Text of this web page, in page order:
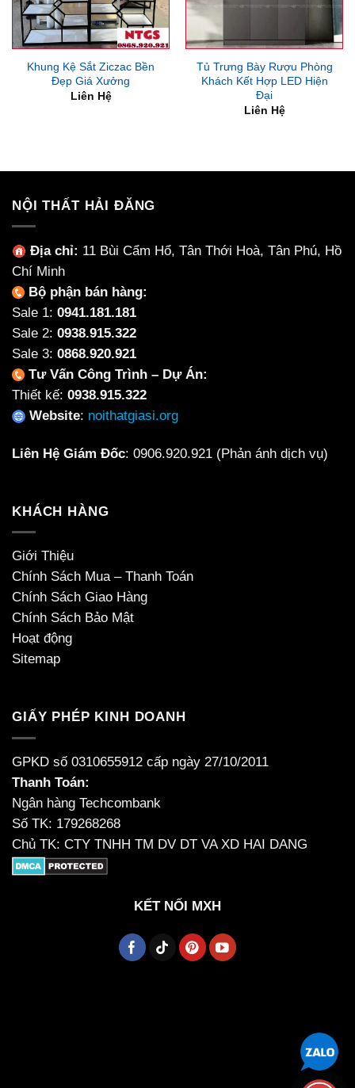
Khung Kệ Sắt Ziczac Bền
Đẹp Giá Xưởng
Liên Hệ
Tủ Trưng Bày Rượu Phòng
Khách Kết Hợp LED Hiện
Đại
Liên Hệ
NỘI THẤT HẢI ĐĂNG
Địa chỉ: 11 Bùi Cẩm Hổ, Tân Thới Hoà, Tân Phú, Hồ
Chí Minh
Bộ phận bán hàng:
Sale 1: 0941.181.181
Sale 2: 0938.915.322
Sale 3: 0868.920.921
Tư Vấn Công Trình – Dự Án:
Thiết kế: 0938.915.322
Website: noithatgiasi.org
Liên Hệ Giám Đốc: 0906.920.921 (Phản ánh dịch vụ)
KHÁCH HÀNG
Giới Thiệu
Chính Sách Mua – Thanh Toán
Chính Sách Giao Hàng
Chính Sách Bảo Mật
Hoạt động
Sitemap
GIẤY PHÉP KINH DOANH
GPKD số 0310655912 cấp ngày 27/10/2011
Thanh Toán:
Ngân hàng Techcombank
Số TK: 179268268
Chủ TK: CTY TNHH TM DV DT VA XD HAI DANG
KẾT NỐI MXH